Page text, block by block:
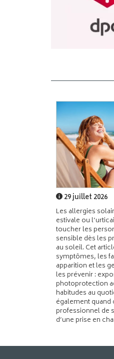
29 juillet 2026
Les allergies
estivale ou
toucher les
sensible dès les
au soleil. Cet
symptômes, les
apparition et les
les prévenir :
photoprotection
habitudes au
également
professionnel de
d’une prise en